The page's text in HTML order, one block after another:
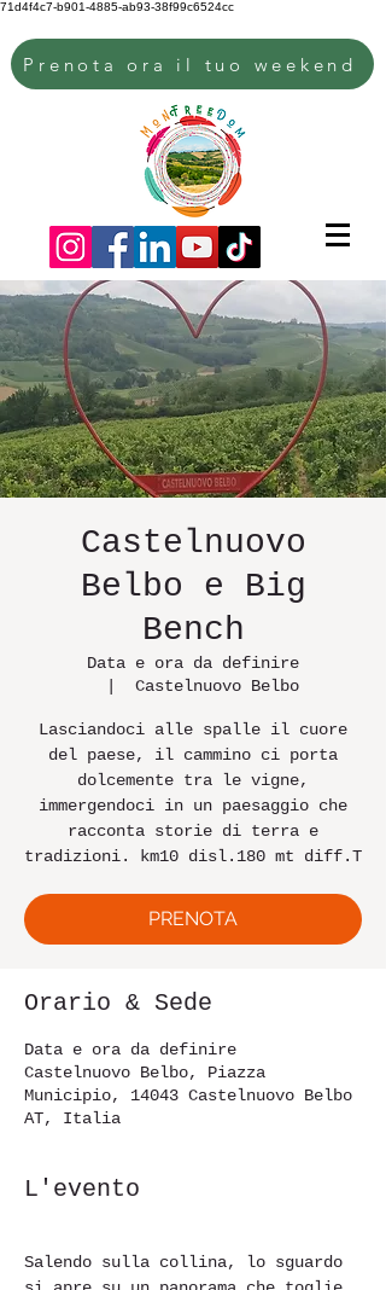
71d4f4c7-b901-4885-ab93-38f99c6524cc
Prenota ora il tuo weekend
Castelnuovo
Belbo e Big
Bench
Data e ora da definire
Castelnuovo Belbo
Lasciandoci alle spalle il cuore
del paese, il cammino ci porta
dolcemente tra le vigne,
immergendoci in un paesaggio che
racconta storie di terra e
tradizioni. km10 disl.180 mt diff.T
PRENOTA
Orario & Sede
Data e ora da definire
Castelnuovo Belbo, Piazza
Municipio, 14043 Castelnuovo Belbo
AT, Italia
L'evento
Salendo sulla collina, lo sguardo